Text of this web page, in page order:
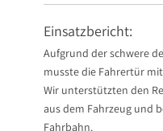
Einsatzbericht:
Aufgrund der schwere
musste die Fahrertür
Wir unterstützten den
aus dem Fahrzeug und
Fahrbahn.